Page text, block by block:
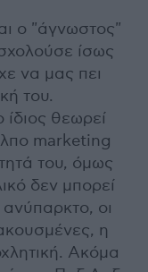
ο "άγνωστος"
ίσως
να μας πει
του.
θεωρεί
marketing
του, όμως
δεν μπορεί
ανύπαρκτο, οι
η
Ακόμα